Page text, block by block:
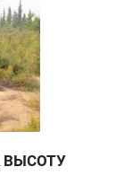
ВЫСОТУ